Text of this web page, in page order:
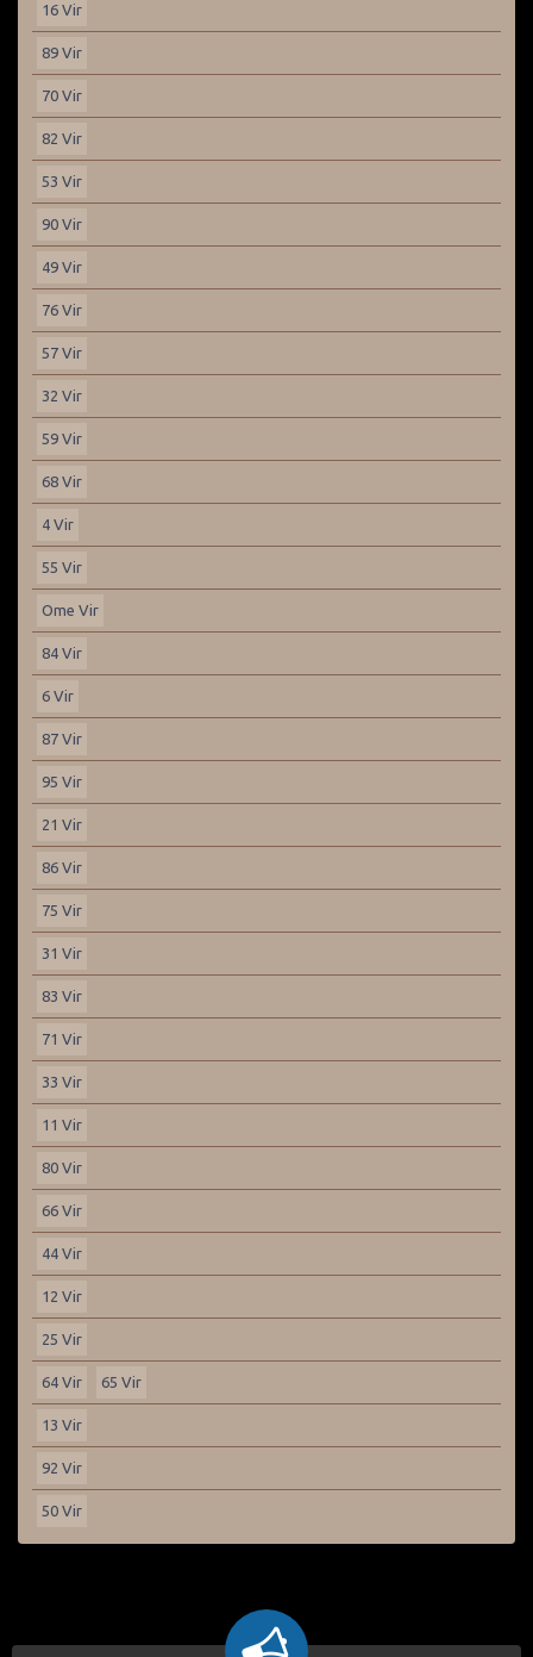
16 Vir
89 Vir
70 Vir
82 Vir
53 Vir
90 Vir
49 Vir
76 Vir
57 Vir
32 Vir
59 Vir
68 Vir
4 Vir
55 Vir
Ome Vir
84 Vir
6 Vir
87 Vir
95 Vir
21 Vir
86 Vir
75 Vir
31 Vir
83 Vir
71 Vir
33 Vir
11 Vir
80 Vir
66 Vir
44 Vir
12 Vir
25 Vir
64 Vir 65 Vir
13 Vir
92 Vir
50 Vir